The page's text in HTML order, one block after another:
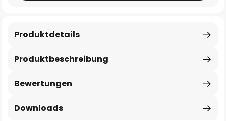
Produktbeschreibung
Produktdetails
Bewertungen
Downloads